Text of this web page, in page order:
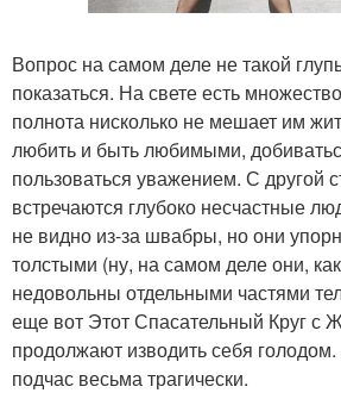
Вопрос на самом деле не такой
показаться. На свете есть
полнота нисколько не мешает им
любить и быть любимыми,
пользоваться уважением. С другой
встречаются глубоко несчастные
не видно из-за швабры, но они
толстыми (ну, на самом деле они,
недовольны отдельными частями
еще вот Этот Спасательный Круг с
продолжают изводить себя голодом.
подчас весьма трагически.